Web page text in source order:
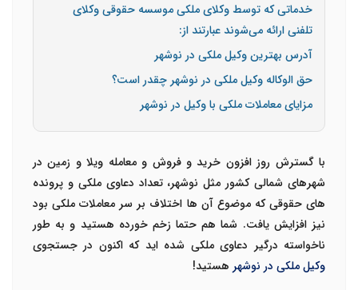
خدماتی که توسط وکلای ملکی موسسه حقوقی وکلای
تلفنی ارائه می‌شوند عبارتند از:
آدرس بهترین وکیل ملکی در نوشهر
حق الوکاله وکیل ملکی در نوشهر چقدر است؟
مزایای معاملات ملکی با وکیل در نوشهر
با گسترش روز افزون خرید و فروش و معامله ویلا و زمین در
شهرهای شمالی کشور مثل نوشهر، تعداد دعاوی ملکی و پرونده
های حقوقی که موضوع آن ها اختلاف بر سر معاملات ملکی بود
نیز افزایش یافت. شما هم حتما زخم خورده هستید و به طور
ناخواسته درگیر دعاوی ملکی شده اید که اکنون در جستجوی
وکیل ملکی در نوشهر هستید!